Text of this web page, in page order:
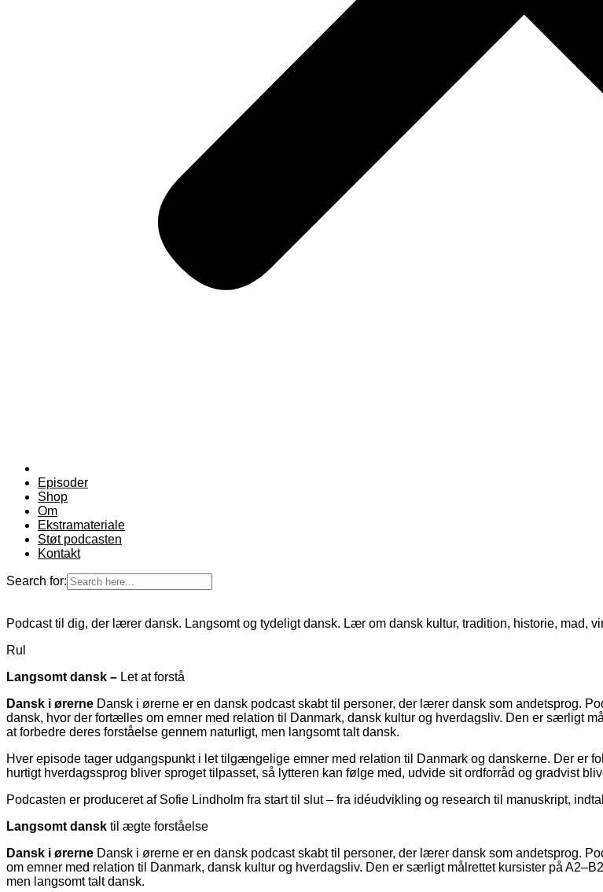
Episoder
Shop
Om
Ekstramateriale
Støt podcasten
Kontakt
Search for:
Podcast til dig, der lærer dansk. Langsomt og tydeligt dansk. Lær om dansk kultur, tradition, historie, mad,
Rul
Langsomt dansk – Let at forstå
Dansk i ørerne Dansk i ørerne er en dansk podcast skabt til personer, der lærer dansk som andetsprog.
dansk, hvor der fortælles om emner med relation til Danmark, dansk kultur og hverdagsliv. Den er særligt
at forbedre deres forståelse gennem naturligt, men langsomt talt dansk.
Hver episode tager udgangspunkt i let tilgængelige emner med relation til Danmark og danskerne. Der er
hurtigt hverdagssprog bliver sproget tilpasset, så lytteren kan følge med, udvide sit ordforråd og gradvist
Podcasten er produceret af Sofie Lindholm fra start til slut – fra idéudvikling og research til manuskript,
Langsomt dansk til ægte forståelse
Dansk i ørerne Dansk i ørerne er en dansk podcast skabt til personer, der lærer dansk som andetsprog.
om emner med relation til Danmark, dansk kultur og hverdagsliv. Den er særligt målrettet kursister på
men langsomt talt dansk.